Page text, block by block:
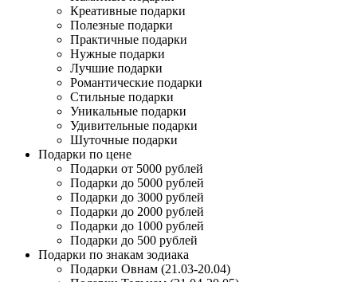
Креативные подарки
Полезные подарки
Практичные подарки
Нужные подарки
Лучшие подарки
Романтические подарки
Стильные подарки
Уникальные подарки
Удивительные подарки
Шуточные подарки
Подарки по цене
Подарки от 5000 рублей
Подарки до 5000 рублей
Подарки до 3000 рублей
Подарки до 2000 рублей
Подарки до 1000 рублей
Подарки до 500 рублей
Подарки по знакам зодиака
Подарки Овнам (21.03-20.04)